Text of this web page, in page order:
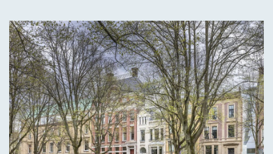
vorige